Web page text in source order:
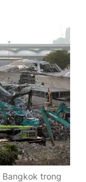
trong